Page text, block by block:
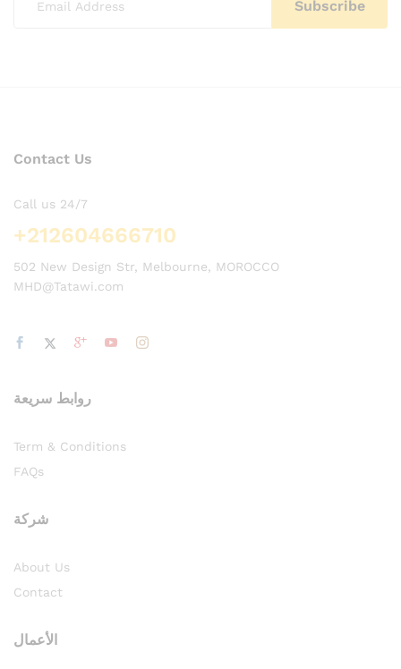
Contact Us
Call us 24/7
+212604666710
502 New Design Str, Melbourne, MOROCCO
MHD@Tatawi.com
روابط سريعة
Term & Conditions
FAQs
شركة
About Us
Contact
الأعمال